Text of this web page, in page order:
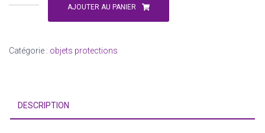
de
7,5x7,5x8
AJOUTER AU PANIER
Catégorie : objets protections
DESCRIPTION